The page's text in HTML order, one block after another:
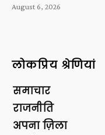
August 6, 2026
लोकप्रिय श्रेणियां
समाचार
राजनीति
अपना ज़िला